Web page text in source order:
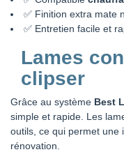
✅ Finition extra mate
✅ Entretien facile et
Lames
clipser
Grâce au système Best
simple et rapide. Les
outils, ce qui permet une
rénovation.